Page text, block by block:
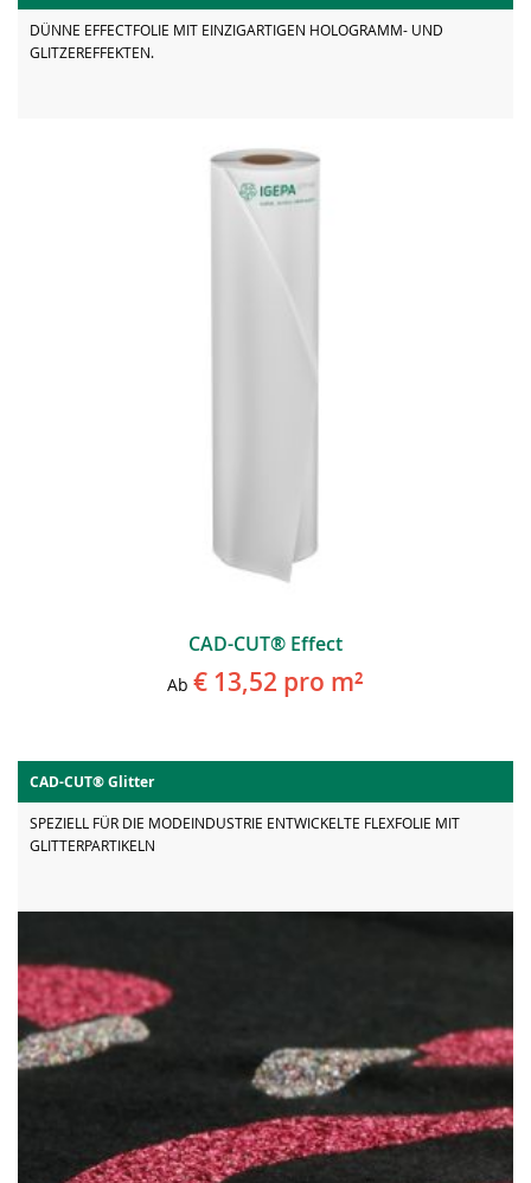
DÜNNE EFFECTFOLIE MIT EINZIGARTIGEN HOLOGRAMM- UND
GLITZEREFFEKTEN.
CAD-CUT® Effect
Ab € 13,52 pro m²
CAD-CUT® Glitter
SPEZIELL FÜR DIE MODEINDUSTRIE ENTWICKELTE FLEXFOLIE MIT
GLITTERPARTIKELN